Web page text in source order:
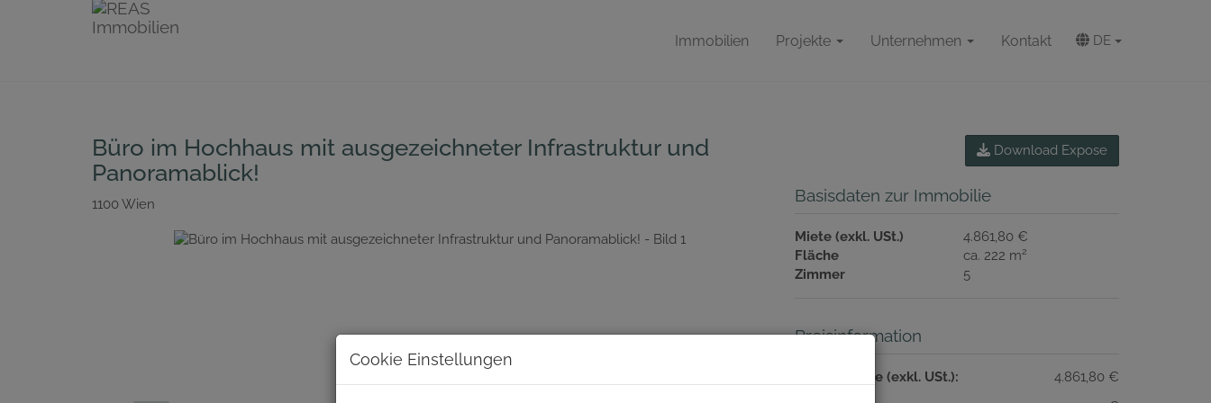
Immobilien Projekte Unternehmen Kontakt DE
Büro im Hochhaus mit ausgezeichneter Infrastruktur und
Panoramablick!
1100 Wien
Download Expose
Basisdaten zur Immobilie
Miete (exkl. USt.)
4.861,80 €
Fläche
ca. 222 m2
Zimmer 5
Preisinformation
Gesamtmiete (exkl. USt.):
4.861,80 €
Cookie Einstellungen